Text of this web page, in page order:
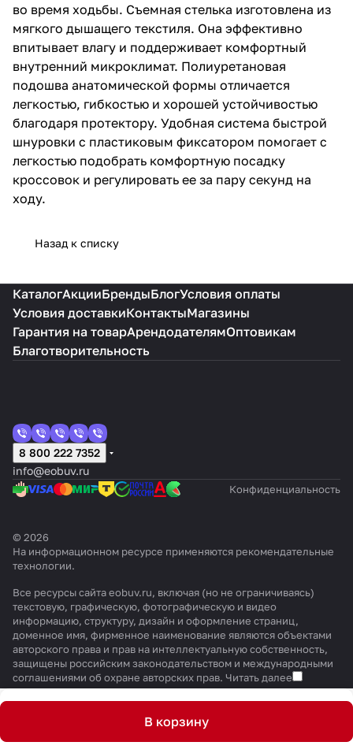
устойчивостью благодаря
протектору. Удобная система
быстрой шнуровки с
пластиковым фиксатором
помогает с легкостью
подобрать комфортную посадку
кроссовок и регулировать ее за
пару секунд на ходу.
во время ходьбы. Съемная стелька изготовлена из
мягкого дышащего текстиля. Она эффективно
впитывает влагу и поддерживает комфортный
внутренний микроклимат. Полиуретановая
подошва анатомической формы отличается
легкостью, гибкостью и хорошей устойчивостью
благодаря протектору. Удобная система быстрой
шнуровки с пластиковым фиксатором помогает с
легкостью подобрать комфортную посадку
кроссовок и регулировать ее за пару секунд на
ходу.
Назад к списку
В корзину
КаталогАкцииБрендыБлогУсловия оплаты
Условия доставкиКонтактыМагазины
Гарантия на товарАрендодателямОптовикам
Благотворительность
8 800 222 7352
info@eobuv.ru
Конфиденциальность
© 2026
На информационном ресурсе применяются рекомендательные
технологии.
Все ресурсы сайта eobuv.ru, включая (но не ограничиваясь)
текстовую, графическую, фотографическую и видео
информацию, структуру, дизайн и оформление страниц,
доменное имя, фирменное наименование являются объектами
авторского права и прав на интеллектуальную собственность,
защищены российским законодательством и международными
соглашениями об охране авторских прав. Читать далее